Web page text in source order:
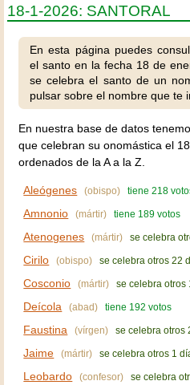
18-1-2026: SANTORAL
En esta página puedes
el santo en la fecha 18 de
se celebra el santo de un
pulsar sobre el nombre que te
En nuestra base de datos
que celebran su onomástica el
ordenados de la A a la Z.
Aleógenes (obispo) tiene 218
Amnonio (mártir) tiene 189 votos
Atenogenes (mártir) se celebra
Cirilo (obispo) se celebra otros 22
Cosconio (mártir) se celebra otros
Deícola (abad) tiene 192 votos
Faustina (vírgen) se celebra otros
Jaime (mártir) se celebra otros 1
Leobardo (confesor) se celebra